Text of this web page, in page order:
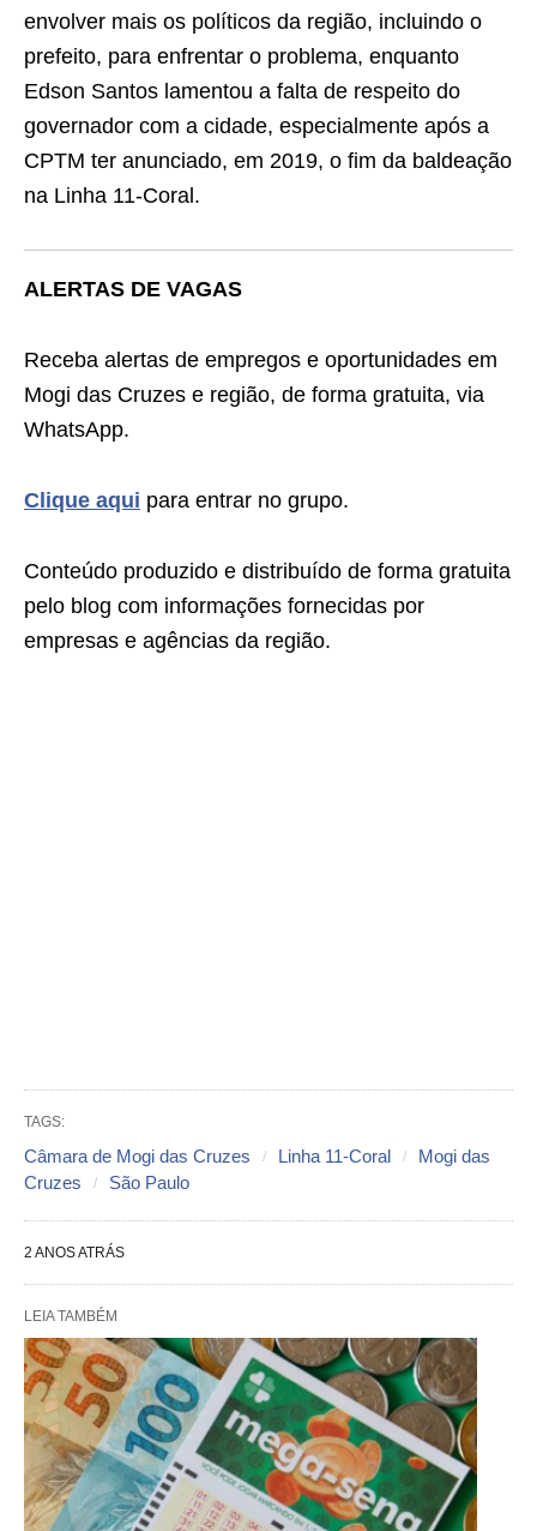
envolver mais os políticos da região, incluindo o
prefeito, para enfrentar o problema, enquanto
Edson Santos lamentou a falta de respeito do
governador com a cidade, especialmente após a
CPTM ter anunciado, em 2019, o fim da baldeação
na Linha 11-Coral.
ALERTAS DE VAGAS
Receba alertas de empregos e oportunidades em
Mogi das Cruzes e região, de forma gratuita, via
WhatsApp.
Clique aqui para entrar no grupo.
Conteúdo produzido e distribuído de forma gratuita
pelo blog com informações fornecidas por
empresas e agências da região.
TAGS:
Câmara de Mogi das Cruzes Linha 11-Coral
Mogi das
Cruzes
São Paulo
2 ANOS ATRÁS
LEIA TAMBÉM